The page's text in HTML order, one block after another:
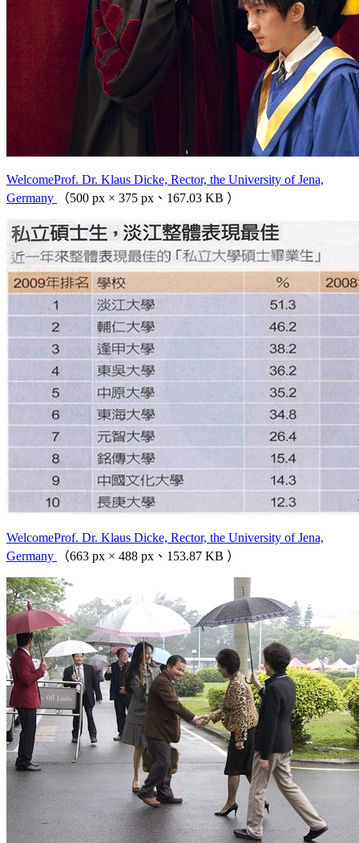
WelcomeProf. Dr. Klaus Dicke, Rector, the University of Jena,
Germany
（500 px × 375 px、167.03 KB ）
WelcomeProf. Dr. Klaus Dicke, Rector, the University of Jena,
Germany
（663 px × 488 px、153.87 KB ）